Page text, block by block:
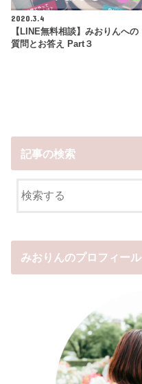
2020.3.4
【LINE無料相談】みおりんへの
質問とお答え Part３
記事の検索
みおりんのプロフィール